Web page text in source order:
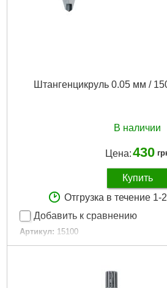
Штангенцикруль 0.05 мм /
В наличии
Цена:430
Купить
Отгрузка в течение 1-
Добавить к сравнению
Артикул: 15100
Код товара: 16.12.90
300x120x5 мм